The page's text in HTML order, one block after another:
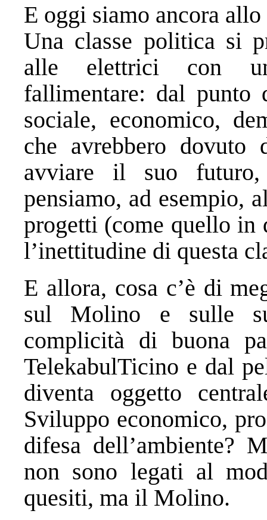
E oggi siamo ancora
Una classe politica si
alle elettrici con un
fallimentare: dal
sociale, economico,
che avrebbero dovuto
avviare il suo
pensiamo, ad esempio,
progetti (come quello in
l’inettitudine di questa
E allora, cosa c’è di
sul Molino e sulle
complicità di buona
TelekabulTicino e dal
diventa oggetto
Sviluppo economico,
difesa dell’ambiente?
non sono legati al
quesiti, ma il Molino.